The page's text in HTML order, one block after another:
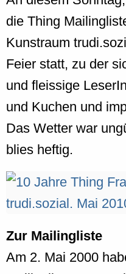
die Thing
Kunstraum
Feier statt, zu der
und fleissige
und Kuchen und
Das Wetter war
blies heftig.
Zur Mailingliste
Am 2. Mai 2000